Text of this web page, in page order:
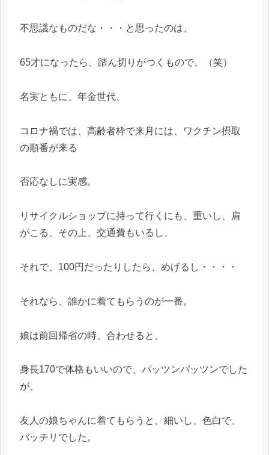
不思議なものだな・・・と思ったのは、
65才になったら、踏ん切りがつくもので、（笑）
名実ともに、年金世代、
コロナ禍では、高齢者枠で来月には、ワクチン摂取
の順番が来る
否応なしに実感。
リサイクルショップに持って行くにも、重いし、肩
がこる、その上、交通費もいるし、
それで、100円だったりしたら、めげるし・・・・
それなら、誰かに着てもらうのが一番。
娘は前回帰省の時、合わせると、
身長170で体格もいいので、パッツンパッツンでした
が、
友人の娘ちゃんに着てもらうと、細いし、色白で、
バッチリでした。